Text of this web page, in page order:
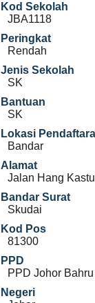
Kod Sekolah
JBA1118
Peringkat
Rendah
Jenis Sekolah
SK
Bantuan
SK
Lokasi
Bandar
Alamat
Jalan Hang
Bandar Surat
Skudai
Kod Pos
81300
PPD
PPD Johor Bahru
Negeri